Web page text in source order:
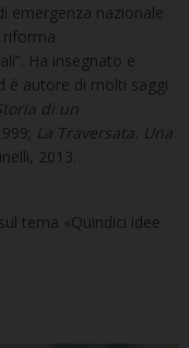
emergenza nazionale
riforma
Ha insegnato e
è autore di molti saggi
di un
La Traversata. Una
2013.
tema «Quindici idee